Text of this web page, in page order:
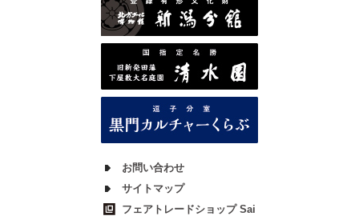
お問い合わせ
サイトマップ
フェアトレードショップ Sai